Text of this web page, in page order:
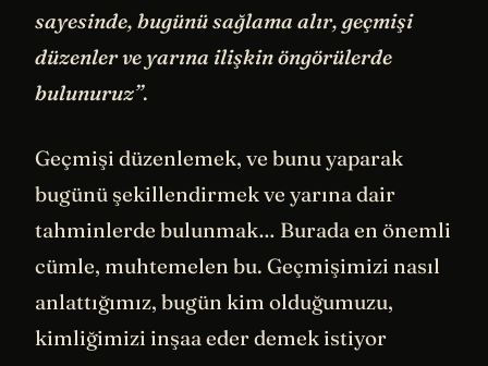
sayesinde, bugünü sağlama alır, geçmişi
düzenler ve yarına ilişkin öngörülerde
bulunuruz”.
Geçmişi düzenlemek, ve bunu yaparak
bugünü şekillendirmek ve yarına dair
tahminlerde bulunmak… Burada en önemli
cümle, muhtemelen bu. Geçmişimizi nasıl
anlattığımız, bugün kim olduğumuzu,
kimliğimizi inşaa eder demek istiyor